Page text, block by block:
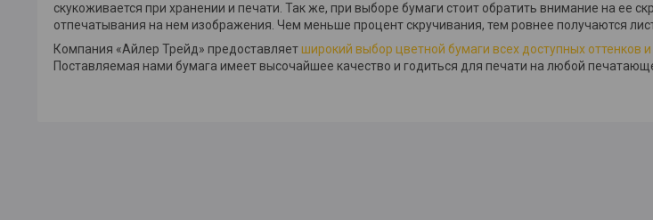
скукоживается при хранении и печати. Так же, при выборе бумаги стоит обратить внимание на ее
отпечатывания на нем изображения. Чем меньше процент скручивания, тем ровнее получаются
Компания «Айлер Трейд» предоставляетширокий выбор цветной бумаги всех доступных оттенков
Поставляемая нами бумага имеет высочайшее качество и годиться для печати на любой